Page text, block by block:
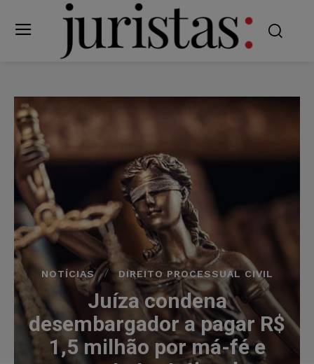
NOTÍCIAS DIREITO PROCESSUAL CIVIL
Juíza condena
desembargador a pagar R$
1,5 milhão por má-fé e